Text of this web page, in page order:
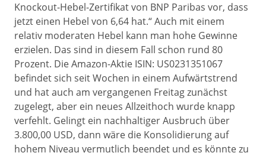
Knockout-Hebel-Zertifikat von BNP Paribas vor, dass
jetzt einen Hebel von 6,64 hat.“ Auch mit einem
relativ moderaten Hebel kann man hohe Gewinne
erzielen. Das sind in diesem Fall schon rund 80
Prozent. Die Amazon-Aktie ISIN: US0231351067
befindet sich seit Wochen in einem Aufwärtstrend
und hat auch am vergangenen Freitag zunächst
zugelegt, aber ein neues Allzeithoch wurde knapp
verfehlt. Gelingt ein nachhaltiger Ausbruch über
3.800,00 USD, dann wäre die Konsolidierung auf
hohem Niveau vermutlich beendet und es könnte zu